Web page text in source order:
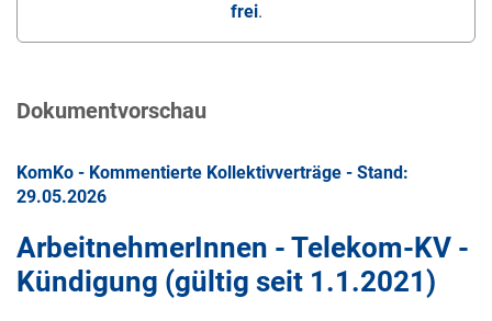
frei.
Dokumentvorschau
KomKo - Kommentierte Kollektivverträge - Stand:
29.05.2026
ArbeitnehmerInnen - Telekom-KV -
Kündigung (gültig seit 1.1.2021)